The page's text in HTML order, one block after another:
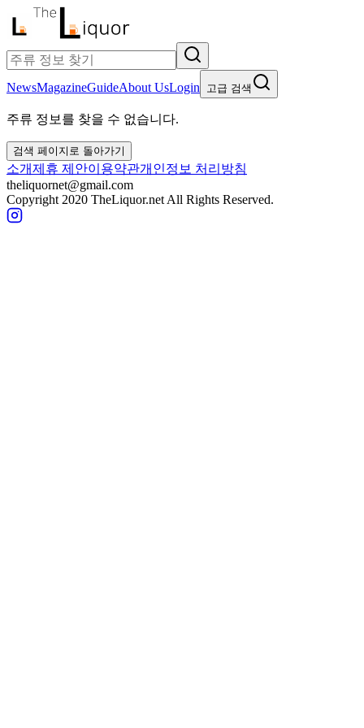
NewsMagazineGuideAbout UsLogin 고급 검색
주류 정보를 찾을 수 없습니다.
검색 페이지로 돌아가기
소개제휴 제안이용약관개인정보 처리방침
theliquornet@gmail.com
Copyright 2020 TheLiquor.net All Rights Reserved.